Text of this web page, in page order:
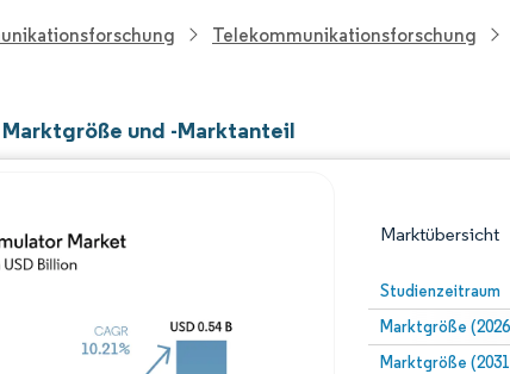
Telekommunikationsforschung
und -Marktanteil
Marktübersicht
Studienzeitraum
Marktgröße
Marktgröße